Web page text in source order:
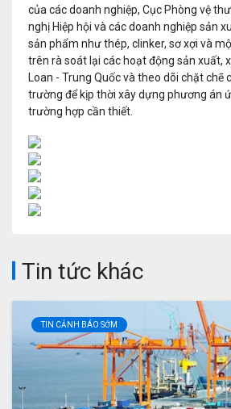
của các doanh nghiệp, Cục Phòng vệ
nghị Hiệp hội và các doanh nghiệp sản
sản phẩm như thép, clinker, sơ xợi và
trên rà soát lại các hoạt động sản xuất,
Loan - Trung Quốc và theo dõi chặt chẽ
trường để kịp thời xây dựng phương án
trường hợp cần thiết.
Tin tức khác
TIN CẢNH BÁO SỚM